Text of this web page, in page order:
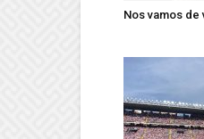
Nos vamos